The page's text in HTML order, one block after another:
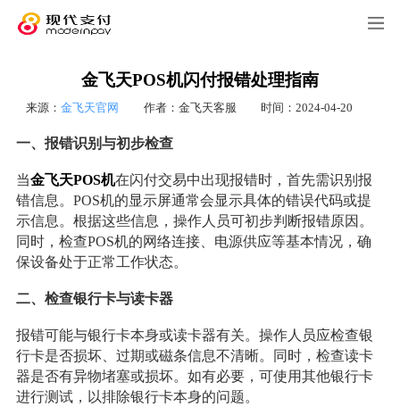
金飞天POS机闪付报错处理指南
来源： 金飞天官网 作者：金飞天客服 时间：2024-04-20
一、报错识别与初步检查
当金飞天POS机在闪付交易中出现报错时，首先需识别报
错信息。POS机的显示屏通常会显示具体的错误代码或提
示信息。根据这些信息，操作人员可初步判断报错原因。
同时，检查POS机的网络连接、电源供应等基本情况，确
保设备处于正常工作状态。
二、检查银行卡与读卡器
报错可能与银行卡本身或读卡器有关。操作人员应检查银
行卡是否损坏、过期或磁条信息不清晰。同时，检查读卡
器是否有异物堵塞或损坏。如有必要，可使用其他银行卡
进行测试，以排除银行卡本身的问题。